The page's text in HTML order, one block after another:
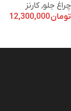
چراغ جلو, کارنز
تومان